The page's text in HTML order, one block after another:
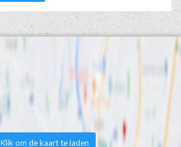
Klik om de kaart te laden